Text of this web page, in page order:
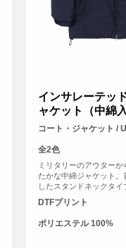
インサレーテッ
ャケット（中綿入
コート・ジャケット /
全2色
ミリタリーのアウター
たかな中綿ジャケット。
したスタンドネックタイ
ねるなど、レイヤードも
裏地は中綿が片寄りにく
でありながら、外側はシ
でどんなスタイルにもフ
DTFプリント
ポリエステル 100%